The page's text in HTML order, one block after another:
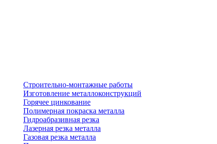
Строительно-монтажные работы
Изготовление металлоконструкций
Горячее цинкование
Полимерная покраска металла
Гидроабразивная резка
Лазерная резка металла
Газовая резка металла